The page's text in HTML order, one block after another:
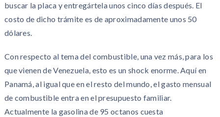
buscar la placa y entregártela unos cinco días después. El
costo de dicho trámite es de aproximadamente unos 50
dólares.
Con respecto al tema del combustible, una vez más, para los
que vienen de Venezuela, esto es un shock enorme. Aquí en
Panamá, al igual que en el resto del mundo, el gasto mensual
de combustible entra en el presupuesto familiar.
Actualmente la gasolina de 95 octanos cuesta